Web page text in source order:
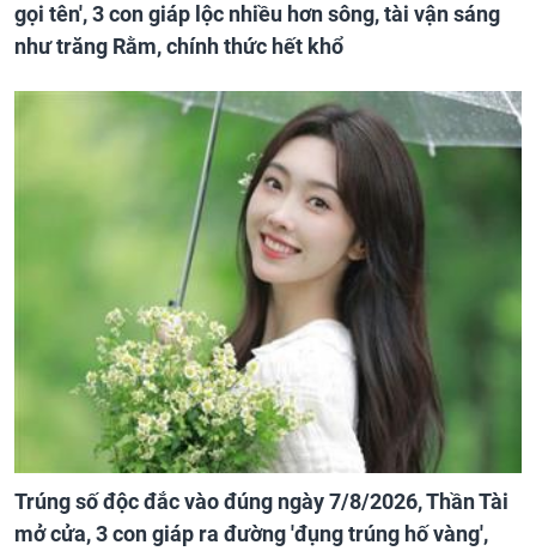
gọi tên', 3 con giáp lộc nhiều hơn sông, tài vận sáng
như trăng Rằm, chính thức hết khổ
Trúng số độc đắc vào đúng ngày 7/8/2026, Thần Tài
mở cửa, 3 con giáp ra đường 'đụng trúng hố vàng',